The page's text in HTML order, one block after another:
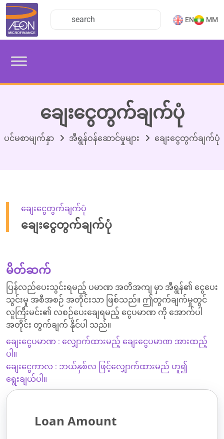
EN MM
ချေးငွေတွက်ချက်ပုံ
ပင်မစာမျက်နှာ အီရွန်ဝန်ဆောင်မှုများ ချေးငွေတွက်ချက်ပုံ
ချေးငွေတွက်ချက်ပုံ
ချေးငွေတွက်ချက်ပုံ
မိတ်ဆက်
ပြန်လည်ပေးသွင်းရမည့် ပမာဏ အတိအကျ မှာ အီရွန်၏ ငွေပေး
သွင်းမှု အစီအစဉ် အတိုင်းသာ ဖြစ်သည်။ ဤတွက်ချက်မှုတွင်
လူကြီးမင်း၏ လစဉ်ပေးချေရမည့် ငွေပမာဏ ကို အောက်ပါ
အတိုင်း တွက်ချက် နိုင်ပါ သည်။
ချေးငွေပမာဏ : လျှောက်ထားမည့် ချေးငွေပမာဏ အားထည့်
ပါ။
ချေးငွေကာလ : ဘယ်နှစ်လ ဖြင့်လျှောက်ထားမည် ဟူ၍
ရွေးချယ်ပါ။
Loan Amount